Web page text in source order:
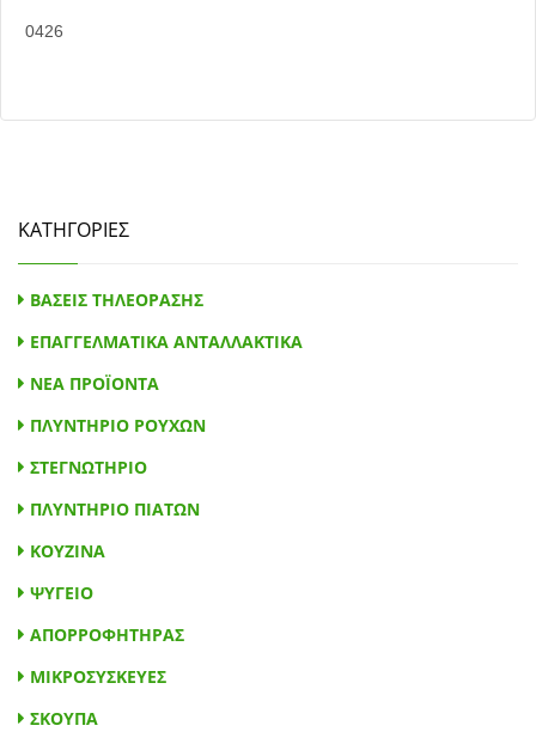
0426
ΚΑΤΗΓΟΡΙΕΣ
ΒΑΣΕΙΣ ΤΗΛΕΟΡΑΣΗΣ
ΕΠΑΓΓΕΛΜΑΤΙΚΑ ΑΝΤΑΛΛΑΚΤΙΚΑ
ΝΕΑ ΠΡΟΪΟΝΤΑ
ΠΛΥΝΤΗΡΙΟ ΡΟΥΧΩΝ
ΣΤΕΓΝΩΤΗΡΙΟ
ΠΛΥΝΤΗΡΙΟ ΠΙΑΤΩΝ
ΚΟΥΖΙΝΑ
ΨΥΓΕΙΟ
ΑΠΟΡΡΟΦΗΤΗΡΑΣ
ΜΙΚΡΟΣΥΣΚΕΥΕΣ
ΣΚΟΥΠΑ